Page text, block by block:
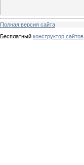
Полная версия сайта
Бесплатный конструктор сайтов